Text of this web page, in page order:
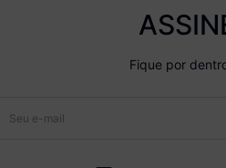
Fique por